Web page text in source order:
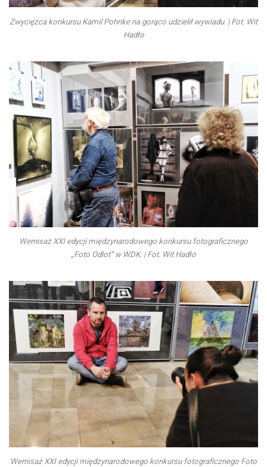
Zwycięzca konkursu Kamil Pohnke na gorąco udzielił wywiadu. | Fot. Wit
Hadło
Wernisaż XXI edycji międzynarodowego konkursu fotograficznego
„Foto Odlot” w WDK. | Fot. Wit Hadło
Wernisaż XXI edycji międzynarodowego konkursu fotograficznego Foto